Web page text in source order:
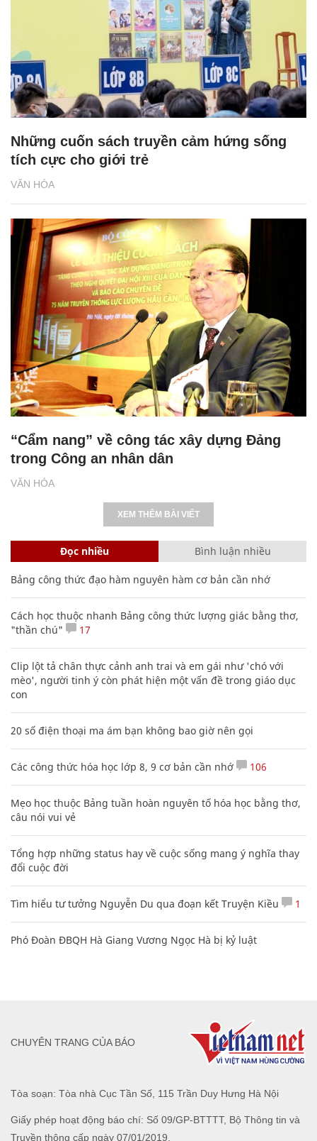
VĂN HÓA
Những cuốn sách truyền cảm hứng sống
tích cực cho giới trẻ
VĂN HÓA
“Cẩm nang” về công tác xây dựng Đảng
trong Công an nhân dân
XEM THÊM BÀI VIẾT
Đọc nhiều Bình luận nhiều
Bảng công thức đạo hàm nguyên hàm cơ bản cần nhớ
Cách học thuộc nhanh Bảng công thức lượng giác bằng thơ,
"thần chú"
17
Clip lột tả chân thực cảnh anh trai và em gái như 'chó với
mèo', người tinh ý còn phát hiện một vấn đề trong giáo dục
con
20 số điện thoại ma ám bạn không bao giờ nên gọi
Các công thức hóa học lớp 8, 9 cơ bản cần nhớ 106
Mẹo học thuộc Bảng tuần hoàn nguyên tố hóa học bằng thơ,
câu nói vui vẻ
Tổng hợp những status hay về cuộc sống mang ý nghĩa thay
đổi cuộc đời
Tìm hiểu tư tưởng Nguyễn Du qua đoạn kết Truyện Kiều 1
Phó Đoàn ĐBQH Hà Giang Vương Ngọc Hà bị kỷ luật
Tòa soạn: Tòa nhà Cục Tần Số, 115 Trần Duy Hưng Hà Nội
Giấy phép hoạt động báo chí: Số 09/GP-BTTTT, Bộ Thông tin và
Truyền thông cấp ngày 07/01/2019.
CHUYÊN TRANG CỦA BÁO